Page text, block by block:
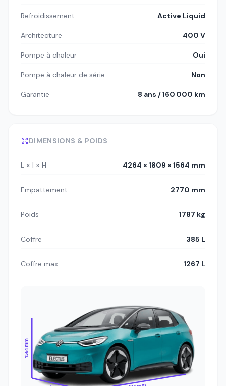
Refroidissement Active Liquid
Architecture 400 V
Pompe à chaleur Oui
Pompe à chaleur de série Non
Garantie 8 ans / 160 000 km
DIMENSIONS & POIDS
L × l × H 4264 × 1809 × 1564 mm
Empattement 2770 mm
Poids 1787 kg
Coffre 385 L
Coffre max 1267 L
1564 mm